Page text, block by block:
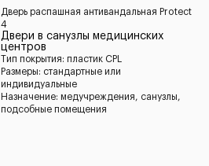
Дверь распашная антивандальная Protect
4
Двери в санузлы медицинских
центров
Тип покрытия: пластик CPL
Размеры: стандартные или
индивидуальные
Назначение: медучреждения, санузлы,
подсобные помещения